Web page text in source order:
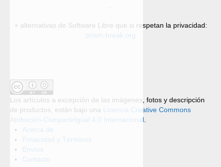
...
+ alternativas de Software Libre que si respetan la privacidad:
prism-break.org
Los artículos a excepción de las imágenes, fotos y descripción
de productos, están bajo una Licencia Creative Commons
Atribución-CompartirIgual 4.0 Internacional.
Acerca de
Privacidad y Términos
Envíos
Contacto